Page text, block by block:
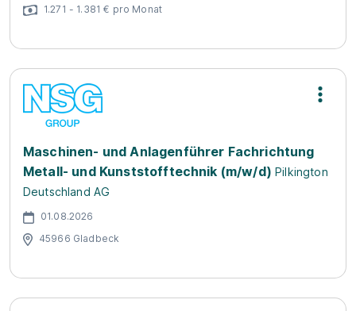
1.271 - 1.381 € pro Monat
Maschinen- und Anlagenführer Fachrichtung
Metall- und Kunststofftechnik (m/w/d) Pilkington
Deutschland AG
01.08.2026
45966 Gladbeck